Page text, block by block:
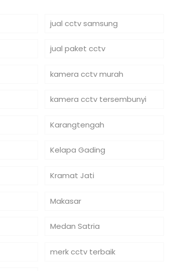
jual cctv samsung
jual paket cctv
kamera cctv murah
kamera cctv tersembunyi
Karangtengah
Kelapa Gading
Kramat Jati
Makasar
Medan Satria
merk cctv terbaik